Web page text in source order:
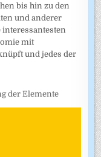
bis hin zu den
und anderer
mit
und jedes der
der Elemente